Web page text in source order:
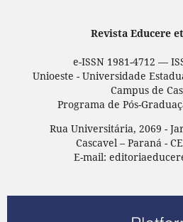
Revista Educere
e-ISSN 1981-4712 —
Unioeste - Universidade
Campus de
Programa de Pós-
Rua Universitária, 2069 -
Cascavel – Paraná -
E-mail: